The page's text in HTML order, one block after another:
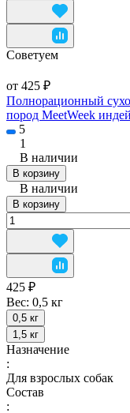
Советуем
от 425 ₽
Полнорационный
пород MeetWeek
5
1
В наличии
В корзину
В наличии
В корзину
425 ₽
Вес: 0,5 кг
0,5 кг
1,5 кг
Назначение
:
Для взрослых собак
Состав
: